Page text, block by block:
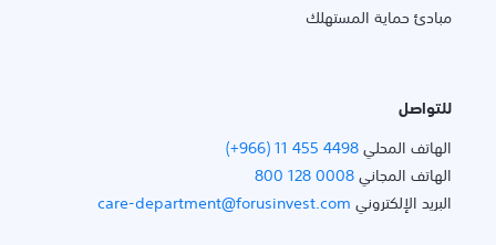
مبادئ حماية المستهلك
للتواصل
الهاتف المحلي(+966) 11 455 4498
الهاتف المجاني800 128 0008
البريد الإلكترونيcare-department@forusinvest.com